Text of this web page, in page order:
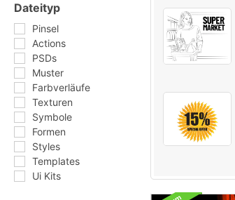
Dateityp
Pinsel
Actions
PSDs
Muster
Farbverläufe
Texturen
Symbole
Formen
Styles
Templates
Ui Kits